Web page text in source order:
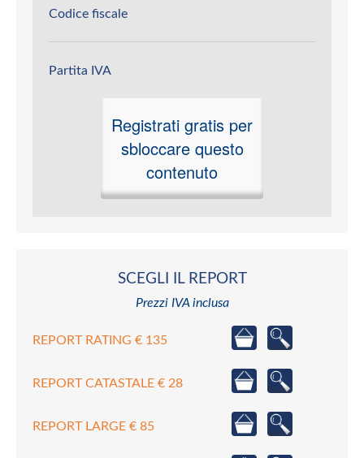
Codice fiscale
Partita IVA
Registrati gratis per
sbloccare questo
contenuto
SCEGLI IL REPORT
Prezzi IVA inclusa
REPORT RATING € 135
REPORT CATASTALE € 28
REPORT LARGE € 85